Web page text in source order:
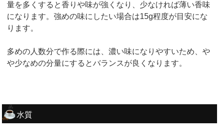
量を多くすると香りや味が強くなり、少なければ薄い香味
になります。強めの味にしたい場合は15g程度が目安にな
ります。
多めの人数分で作る際には、濃い味になりやすいため、や
や少なめの分量にするとバランスが良くなります。
水質